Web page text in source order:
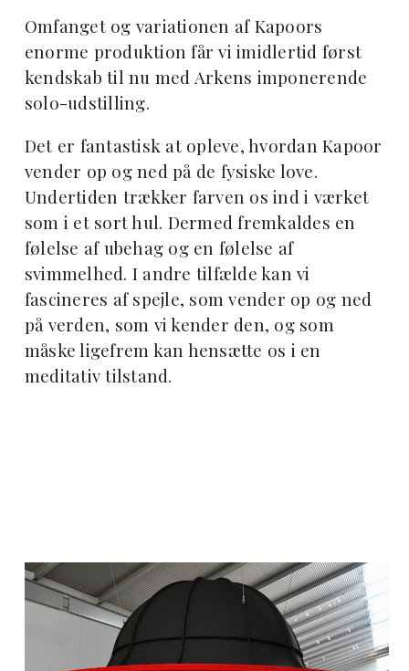
Omfanget og variationen af Kapoors
enorme produktion får vi imidlertid først
kendskab til nu med Arkens imponerende
solo-udstilling.
Det er fantastisk at opleve, hvordan Kapoor
vender op og ned på de fysiske love.
Undertiden trækker farven os ind i værket
som i et sort hul. Dermed fremkaldes en
følelse af ubehag og en følelse af
svimmelhed. I andre tilfælde kan vi
fascineres af spejle, som vender op og ned
på verden, som vi kender den, og som
måske ligefrem kan hensætte os i en
meditativ tilstand.